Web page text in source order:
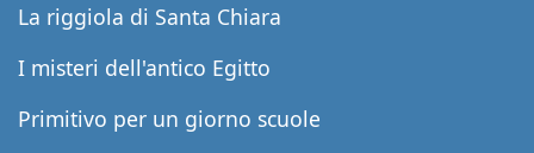
La riggiola di Santa Chiara
I misteri dell'antico Egitto
Primitivo per un giorno scuole